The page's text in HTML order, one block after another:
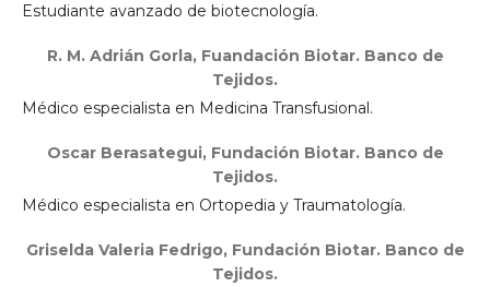
Estudiante avanzado de biotecnología.
R. M. Adrián Gorla, Fuandación Biotar. Banco de
Tejidos.
Médico especialista en Medicina Transfusional.
Oscar Berasategui, Fundación Biotar. Banco de
Tejidos.
Médico especialista en Ortopedia y Traumatología.
Griselda Valeria Fedrigo, Fundación Biotar. Banco de
Tejidos.